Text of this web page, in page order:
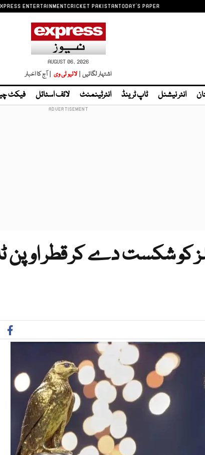
ENTERTAINMENTCRICKET PAKISTANTODAY'S PAPER
AUGUST 06, 2026
اشتہار لگائیں | لائیو ٹی وی | آج کا اخبار
انٹر نیشنل ٹاپ ٹرینڈ انٹرٹینمنٹ لائف اسٹائل فیکٹ
کو شکست دے کر قطر اوپن